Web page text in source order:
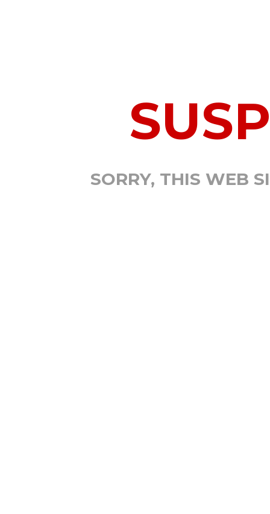
SORRY, THIS WEB